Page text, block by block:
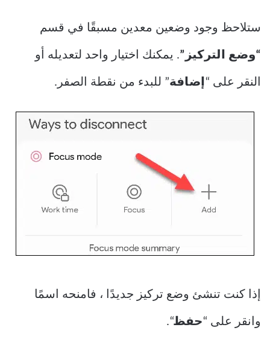
ستلاحظ وجود وضعين معدين مسبقًا في قسم
“وضع التركيز”. يمكنك اختيار واحد لتعديله أو
النقر على “إضافة” للبدء من نقطة الصفر.
إذا كنت تنشئ وضع تركيز جديدًا ، فامنحه اسمًا
وانقر على “حفظ“.